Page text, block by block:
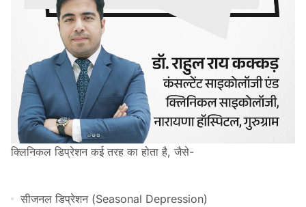
क्लिनिकल डिप्रेशन कई तरह का होता है, जैसे-
सीजनल डिप्रेशन (Seasonal Depression)